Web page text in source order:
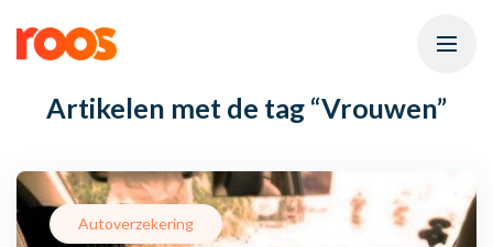
Artikelen met de tag “Vrouwen”
Autoverzekering